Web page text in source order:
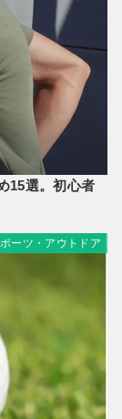
15選。初心者
ーツ・アウトドア